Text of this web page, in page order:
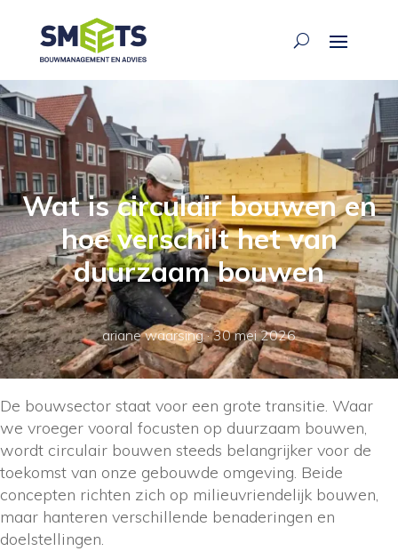
Wat is circulair bouwen en
hoe verschilt het van
duurzaam bouwen
ariane waarsing·30 mei 2026
De bouwsector staat voor een grote transitie. Waar
we vroeger vooral focusten op duurzaam bouwen,
wordt circulair bouwen steeds belangrijker voor de
toekomst van onze gebouwde omgeving. Beide
concepten richten zich op milieuvriendelijk bouwen,
maar hanteren verschillende benaderingen en
doelstellingen.